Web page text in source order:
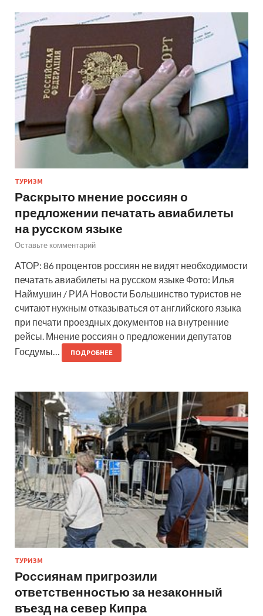
ТУРИЗМ
Раскрыто мнение россиян о
предложении печатать авиабилеты
на русском языке
Оставьте комментарий
АТОР: 86 процентов россиян не видят необходимости
печатать авиабилеты на русском языке Фото: Илья
Наймушин / РИА Новости Большинство туристов не
считают нужным отказываться от английского языка
при печати проездных документов на внутренние
рейсы. Мнение россиян о предложении депутатов
Госдумы…
ПОДРОБНЕЕ
ТУРИЗМ
Россиянам пригрозили
ответственностью за незаконный
въезд на север Кипра